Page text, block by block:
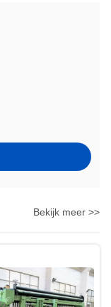
Bekijk meer >>